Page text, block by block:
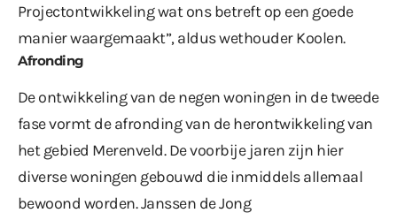
Projectontwikkeling wat ons betreft op een goede
manier waargemaakt”, aldus wethouder Koolen.
Afronding
De ontwikkeling van de negen woningen in de tweede
fase vormt de afronding van de herontwikkeling van
het gebied Merenveld. De voorbije jaren zijn hier
diverse woningen gebouwd die inmiddels allemaal
bewoond worden. Janssen de Jong